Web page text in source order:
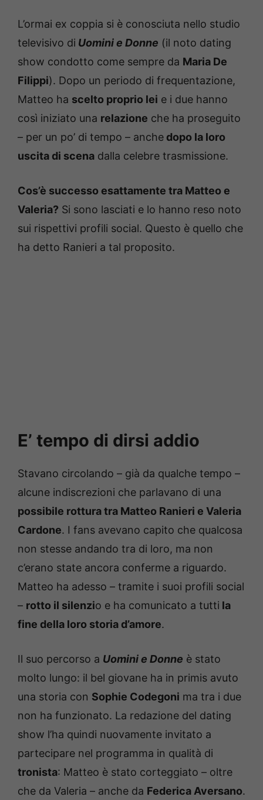
L’ormai ex coppia si è conosciuta nello studio
televisivo di Uomini e Donne (il noto dating
show condotto come sempre da Maria De
Filippi). Dopo un periodo di frequentazione,
Matteo ha scelto proprio lei e i due hanno
così iniziato una relazione che ha proseguito
– per un po’ di tempo – anche dopo la loro
uscita di scena dalla celebre trasmissione.
Cos’è successo esattamente tra Matteo e
Valeria? Si sono lasciati e lo hanno reso noto
sui rispettivi profili social. Questo è quello che
ha detto Ranieri a tal proposito.
E’ tempo di dirsi addio
Stavano circolando – già da qualche tempo –
alcune indiscrezioni che parlavano di una
possibile rottura tra Matteo Ranieri e Valeria
Cardone. I fans avevano capito che qualcosa
non stesse andando tra di loro, ma non
c’erano state ancora conferme a riguardo.
Matteo ha adesso – tramite i suoi profili social
– rotto il silenzio e ha comunicato a tutti la
fine della loro storia d’amore.
Il suo percorso a Uomini e Donne è stato
molto lungo: il bel giovane ha in primis avuto
una storia con Sophie Codegoni ma tra i due
non ha funzionato. La redazione del dating
show l’ha quindi nuovamente invitato a
partecipare nel programma in qualità di
tronista: Matteo è stato corteggiato – oltre
che da Valeria – anche da Federica Aversano.